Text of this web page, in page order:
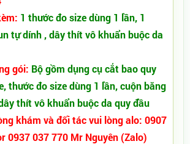
1 thước đo size dùng 1 lần, 1
tự dính , dây thít vô khuẩn buộc da
gói: Bộ gồm dụng cụ cắt bao quy
thước đo size dùng 1 lần, cuộn băng
thít vô khuẩn buộc da quy đầu
khám và đối tác vui lòng alo: 0907
0937 037 770 Mr Nguyên (Zalo)